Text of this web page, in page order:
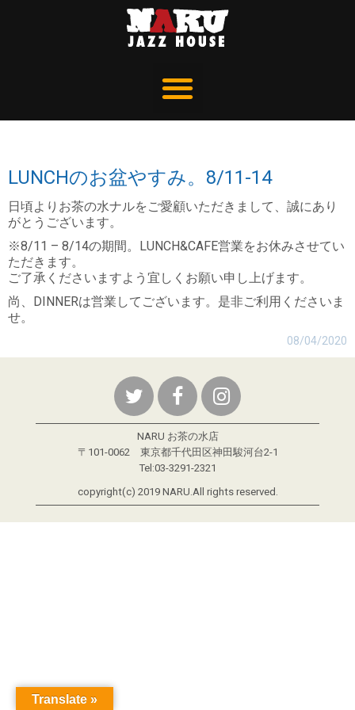
LUNCHのお盆やすみ。8/11-14
日頃よりお茶の水ナルをご愛顧いただきまして、誠にあり
がとうございます。
※8/11 – 8/14の期間。LUNCH&CAFE営業をお休みさせてい
ただきます。
ご了承くださいますよう宜しくお願い申し上げます。
尚、DINNERは営業してございます。是非ご利用くださいま
せ。
08/04/2020
NARU お茶の水店
〒101-0062 東京都千代田区神田駿河台2-1
Tel:03-3291-2321
copyright(c) 2019 NARU.All rights reserved.
Translate »